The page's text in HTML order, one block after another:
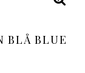
BLÅ BLUE